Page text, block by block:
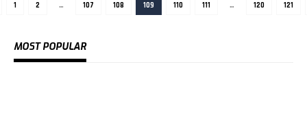
1 2 … 107 108 109 110 111 … 120 121
MOST POPULAR